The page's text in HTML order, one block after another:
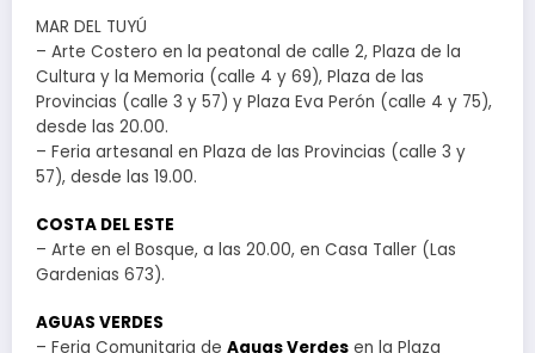
MAR DEL TUYÚ
– Arte Costero en la peatonal de calle 2, Plaza de la
Cultura y la Memoria (calle 4 y 69), Plaza de las
Provincias (calle 3 y 57) y Plaza Eva Perón (calle 4 y 75),
desde las 20.00.
– Feria artesanal en Plaza de las Provincias (calle 3 y
57), desde las 19.00.
COSTA DEL ESTE
– Arte en el Bosque, a las 20.00, en Casa Taller (Las
Gardenias 673).
AGUAS VERDES
– Feria Comunitaria de Aguas Verdes en la Plaza